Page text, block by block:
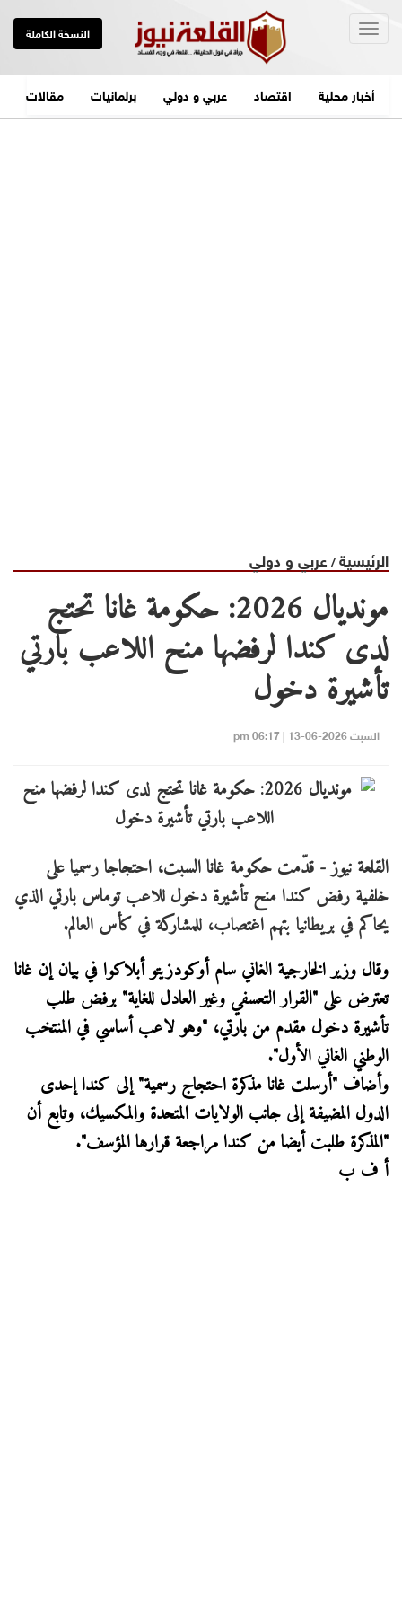
النسخة الكاملة
أخبار محلية اقتصاد عربي و دولي برلمانيات مقالات
الرئيسية/ عربي و دولي
مونديال 2026: حكومة غانا تحتج
لدى كندا لرفضها منح اللاعب بارتي
تأشيرة دخول
السبت 2026-06-13 | 06:17 pm
القلعة نيوز - قدّمت حكومة غانا السبت، احتجاجا رسميا على
خلفية رفض كندا منح تأشيرة دخول للاعب توماس بارتي الذي
يحاكم في بريطانيا بتهم اغتصاب، للمشاركة في كأس العالم.
وقال وزير الخارجية الغاني سام أوكودزيتو أبلاكوا في بيان إن غانا
تعترض على "القرار التعسفي وغير العادل للغاية" برفض طلب
تأشيرة دخول مقدم من بارتي، "وهو لاعب أساسي في المنتخب
الوطني الغاني الأول".
وأضاف "أرسلت غانا مذكرة احتجاج رسمية" إلى كندا إحدى
الدول المضيفة إلى جانب الولايات المتحدة والمكسيك، وتابع أن
"المذكرة طلبت أيضا من كندا مراجعة قرارها المؤسف".
أ ف ب